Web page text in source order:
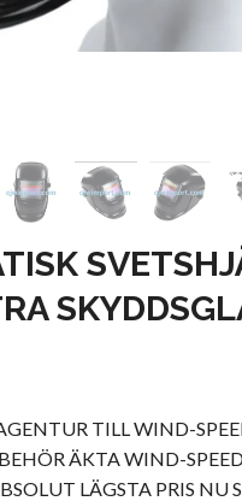
TILL WIND-
ÄKTA WIND-
LÄGSTA PRIS NU